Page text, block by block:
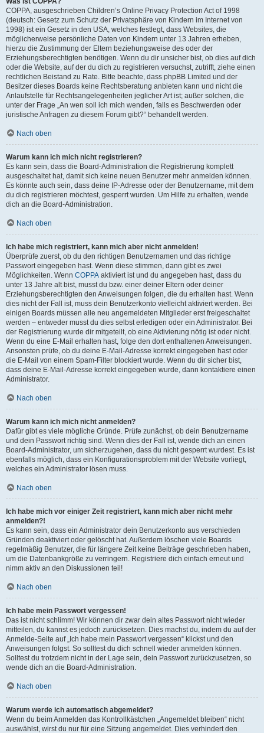
COPPA, ausgeschrieben Children’s Online Privacy Protection Act of 1998
(deutsch: Gesetz zum Schutz der Privatsphäre von Kindern im Internet von
1998) ist ein Gesetz in den USA, welches festlegt, dass Websites, die
möglicherweise persönliche Daten von Kindern unter 13 Jahren erheben,
hierzu die Zustimmung der Eltern beziehungsweise des oder der
Erziehungsberechtigten benötigen. Wenn du dir unsicher bist, ob dies auf dich
oder die Website, auf der du dich zu registrieren versuchst, zutrifft, ziehe einen
rechtlichen Beistand zu Rate. Bitte beachte, dass phpBB Limited und der
Besitzer dieses Boards keine Rechtsberatung anbieten kann und nicht die
Anlaufstelle für Rechtsangelegenheiten jeglicher Art ist; außer solchen, die
unter der Frage „An wen soll ich mich wenden, falls es Beschwerden oder
juristische Anfragen zu diesem Forum gibt?“ behandelt werden.
Nach oben
Warum kann ich mich nicht registrieren?
Es kann sein, dass die Board-Administration die Registrierung komplett
ausgeschaltet hat, damit sich keine neuen Benutzer mehr anmelden können.
Es könnte auch sein, dass deine IP-Adresse oder der Benutzername, mit dem
du dich registrieren möchtest, gesperrt wurden. Um Hilfe zu erhalten, wende
dich an die Board-Administration.
Nach oben
Ich habe mich registriert, kann mich aber nicht anmelden!
Überprüfe zuerst, ob du den richtigen Benutzernamen und das richtige
Passwort eingegeben hast. Wenn diese stimmen, dann gibt es zwei
Möglichkeiten. Wenn COPPA aktiviert ist und du angegeben hast, dass du
unter 13 Jahre alt bist, musst du bzw. einer deiner Eltern oder deiner
Erziehungsberechtigten den Anweisungen folgen, die du erhalten hast. Wenn
dies nicht der Fall ist, muss dein Benutzerkonto vielleicht aktiviert werden. Bei
einigen Boards müssen alle neu angemeldeten Mitglieder erst freigeschaltet
werden – entweder musst du dies selbst erledigen oder ein Administrator. Bei
der Registrierung wurde dir mitgeteilt, ob eine Aktivierung nötig ist oder nicht.
Wenn du eine E-Mail erhalten hast, folge den dort enthaltenen Anweisungen.
Ansonsten prüfe, ob du deine E-Mail-Adresse korrekt eingegeben hast oder
die E-Mail von einem Spam-Filter blockiert wurde. Wenn du dir sicher bist,
dass deine E-Mail-Adresse korrekt eingegeben wurde, dann kontaktiere einen
Administrator.
Nach oben
Warum kann ich mich nicht anmelden?
Dafür gibt es viele mögliche Gründe. Prüfe zunächst, ob dein Benutzername
und dein Passwort richtig sind. Wenn dies der Fall ist, wende dich an einen
Board-Administrator, um sicherzugehen, dass du nicht gesperrt wurdest. Es ist
ebenfalls möglich, dass ein Konfigurationsproblem mit der Website vorliegt,
welches ein Administrator lösen muss.
Nach oben
Ich habe mich vor einiger Zeit registriert, kann mich aber nicht mehr
anmelden?!
Es kann sein, dass ein Administrator dein Benutzerkonto aus verschieden
Gründen deaktiviert oder gelöscht hat. Außerdem löschen viele Boards
regelmäßig Benutzer, die für längere Zeit keine Beiträge geschrieben haben,
um die Datenbankgröße zu verringern. Registriere dich einfach erneut und
nimm aktiv an den Diskussionen teil!
Nach oben
Ich habe mein Passwort vergessen!
Das ist nicht schlimm! Wir können dir zwar dein altes Passwort nicht wieder
mitteilen, du kannst es jedoch zurücksetzen. Dies machst du, indem du auf der
Anmelde-Seite auf „Ich habe mein Passwort vergessen“ klickst und den
Anweisungen folgst. So solltest du dich schnell wieder anmelden können.
Solltest du trotzdem nicht in der Lage sein, dein Passwort zurückzusetzen, so
wende dich an die Board-Administration.
Nach oben
Warum werde ich automatisch abgemeldet?
Wenn du beim Anmelden das Kontrollkästchen „Angemeldet bleiben“ nicht
auswählst, wirst du nur für eine Sitzung angemeldet. Dies verhindert den